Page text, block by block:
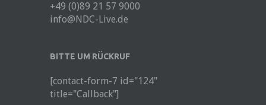
+49 (0)89 21 57 9000
info@NDC-Live.de
BITTE UM RÜCKRUF
[contact-form-7 id="124"
title="Callback"]